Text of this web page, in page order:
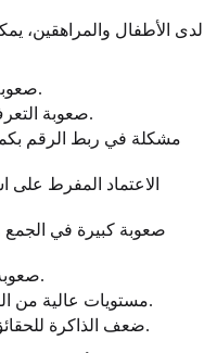
لدى الأطفال والمراهقين،
صعوبة تعلم العد، خاصة تخطي الأرقام.
صعوبة التعرف على أنماط الأرقام أو تسلسلها.
الاعتماد المفرط على
صعوبة كبيرة في الجمع
صعوبة في معرفة الوقت أو فهم المال.
مستويات عالية من القلق عند مواجهة مهام الرياضيات.
ضعف الذاكرة للحقائق الرياضية أو الصيغ أو الإجراءات.